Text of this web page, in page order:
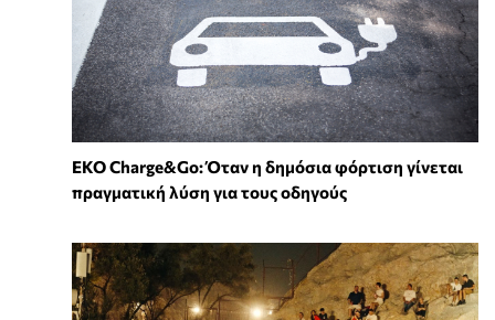
EKO Charge&Go: Όταν η δημόσια φόρτιση γίνεται
πραγματική λύση για τους οδηγούς